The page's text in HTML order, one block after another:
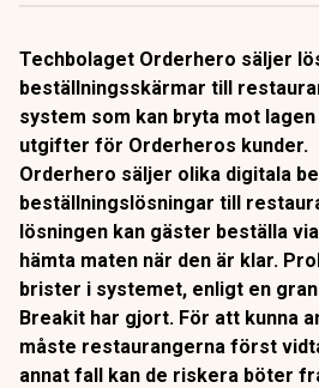
Techbolaget Orderhero säljer
beställningsskärmar till
system som kan bryta mot
utgifter för Orderheros kunder.
Orderhero säljer olika digitala
beställningslösningar till
lösningen kan gäster beställa
hämta maten när den är klar.
brister i systemet, enligt en
Breakit har gjort. För att kunna
måste restaurangerna först
annat fall kan de riskera böter